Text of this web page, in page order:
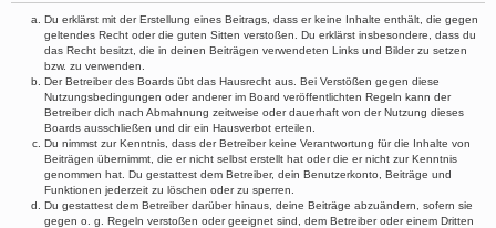
Du erklärst mit der Erstellung eines Beitrags, dass er keine Inhalte enthält, die gegen
geltendes Recht oder die guten Sitten verstoßen. Du erklärst insbesondere, dass du
das Recht besitzt, die in deinen Beiträgen verwendeten Links und Bilder zu setzen
bzw. zu verwenden.
Der Betreiber des Boards übt das Hausrecht aus. Bei Verstößen gegen diese
Nutzungsbedingungen oder anderer im Board veröffentlichten Regeln kann der
Betreiber dich nach Abmahnung zeitweise oder dauerhaft von der Nutzung dieses
Boards ausschließen und dir ein Hausverbot erteilen.
Du nimmst zur Kenntnis, dass der Betreiber keine Verantwortung für die Inhalte von
Beiträgen übernimmt, die er nicht selbst erstellt hat oder die er nicht zur Kenntnis
genommen hat. Du gestattest dem Betreiber, dein Benutzerkonto, Beiträge und
Funktionen jederzeit zu löschen oder zu sperren.
Du gestattest dem Betreiber darüber hinaus, deine Beiträge abzuändern, sofern sie
gegen o. g. Regeln verstoßen oder geeignet sind, dem Betreiber oder einem Dritten